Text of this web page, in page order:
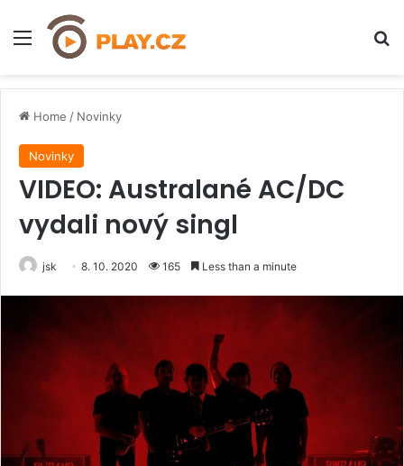
Menu
Home / Novinky
Novinky
VIDEO: Australané AC/DC
vydali nový singl
jsk 8. 10. 2020 165 Less than a minute